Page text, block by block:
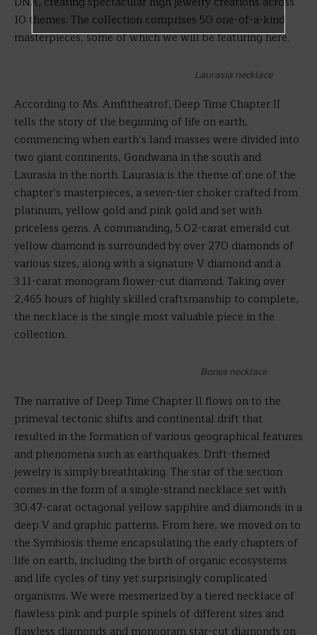
10 themes. The collection comprises 50 one-of-a-kind
masterpieces, some of which we will be featuring here.
Laurasia necklace
According to Ms. Amfitheatrof, Deep Time Chapter II
tells the story of the beginning of life on earth,
commencing when earth’s land masses were divided into
two giant continents, Gondwana in the south and
Laurasia in the north. Laurasia is the theme of one of the
chapter’s masterpieces, a seven-tier choker crafted from
platinum, yellow gold and pink gold and set with
priceless gems. A commanding, 5.02-carat emerald cut
yellow diamond is surrounded by over 270 diamonds of
various sizes, along with a signature V diamond and a
3.11-carat monogram flower-cut diamond. Taking over
2,465 hours of highly skilled craftsmanship to complete,
the necklace is the single most valuable piece in the
collection.
Bones necklace
The narrative of Deep Time Chapter II flows on to the
primeval tectonic shifts and continental drift that
resulted in the formation of various geographical features
and phenomena such as earthquakes. Drift-themed
jewelry is simply breathtaking. The star of the section
comes in the form of a single-strand necklace set with
30.47-carat octagonal yellow sapphire and diamonds in a
deep V and graphic patterns. From here, we moved on to
the Symbiosis theme encapsulating the early chapters of
life on earth, including the birth of organic ecosystems
and life cycles of tiny yet surprisingly complicated
organisms. We were mesmerized by a tiered necklace of
flawless pink and purple spinels of different sizes and
flawless diamonds and monogram star-cut diamonds on